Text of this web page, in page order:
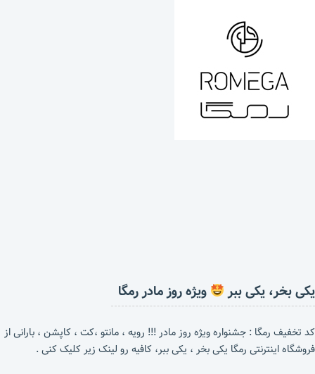
یکی بخر، یکی ببر ویژه روز مادر رمگا
کد تخفیف رمگا : جشنواره ویژه روز مادر !!! رویه ، مانتو ،کت ، کاپشن ، بارانی از
فروشگاه اینترنتی رمگا یکی بخر ، یکی ببر، کافیه رو لینک زیر کلیک کنی .